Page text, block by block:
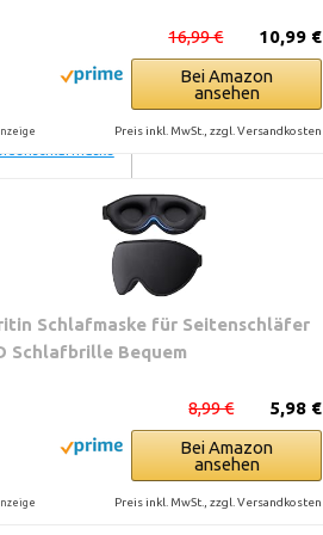
10,99 €
16,99 €
Bei Amazon
ansehen
Preis inkl. MwSt., zzgl. Versandkosten
Schlafmaske für Seitenschläfer
Schlafbrille Bequem
5,98 €
8,99 €
Bei Amazon
ansehen
Preis inkl. MwSt., zzgl. Versandkosten